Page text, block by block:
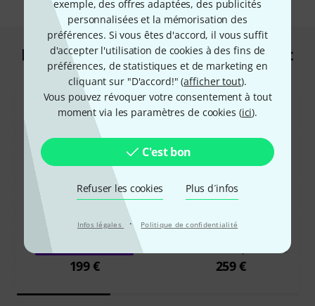
exemple, des offres adaptées, des publicités
personnalisées et la mémorisation des
préférences. Si vous êtes d'accord, il vous suffit
d'accepter l'utilisation de cookies à des fins de
préférences, de statistiques et de marketing en
cliquant sur "D'accord!" (afficher tout).
Vous pouvez révoquer votre consentement à tout
moment via les paramètres de cookies (ici).
C'est bon
Refuser les cookies Plus d´infos
Infos légales · Politique de confidentialité
Les clients qui ont regardé ce produit
ont acheté ceci
52%
199 €
14%
Positive Grid Spark 2 BK
259 €